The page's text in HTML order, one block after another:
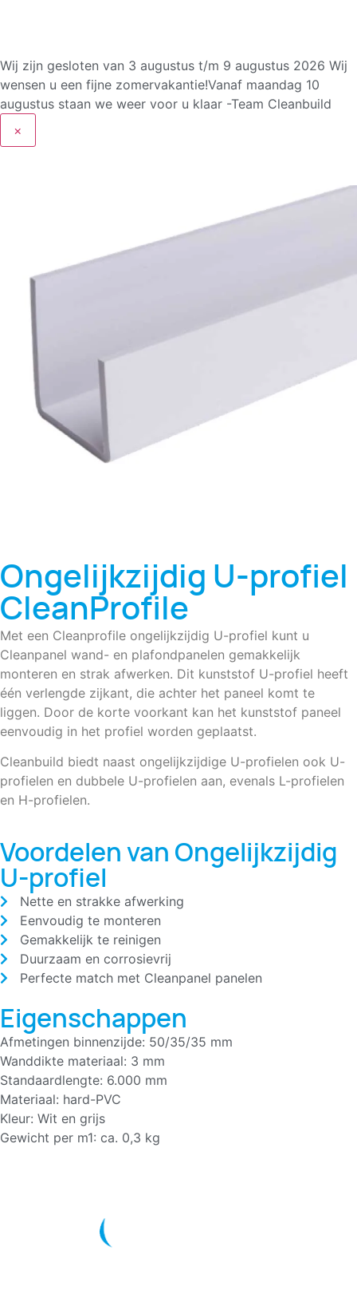
Wij zijn gesloten van 3 augustus t/m 9 augustus 2026 Wij
wensen u een fijne zomervakantie!Vanaf maandag 10
augustus staan we weer voor u klaar -Team Cleanbuild
×
Ongelijkzijdig U-profiel
CleanProfile
Met een Cleanprofile ongelijkzijdig U-profiel kunt u
Cleanpanel wand- en plafondpanelen gemakkelijk
monteren en strak afwerken. Dit kunststof U-profiel heeft
één verlengde zijkant, die achter het paneel komt te
liggen. Door de korte voorkant kan het kunststof paneel
eenvoudig in het profiel worden geplaatst.
Cleanbuild biedt naast ongelijkzijdige U-profielen ook U-
profielen en dubbele U-profielen aan, evenals L-profielen
en H-profielen.
Voordelen van Ongelijkzijdig
U-profiel
Nette en strakke afwerking
Eenvoudig te monteren
Gemakkelijk te reinigen
Duurzaam en corrosievrij
Perfecte match met Cleanpanel panelen
Eigenschappen
Afmetingen binnenzijde: 50/35/35 mm
Wanddikte materiaal: 3 mm
Standaardlengte: 6.000 mm
Materiaal: hard-PVC
Kleur: Wit en grijs
Gewicht per m1: ca. 0,3 kg